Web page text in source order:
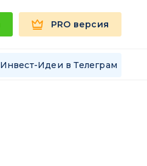
PRO версия
Инвест-Идеи в Телеграм